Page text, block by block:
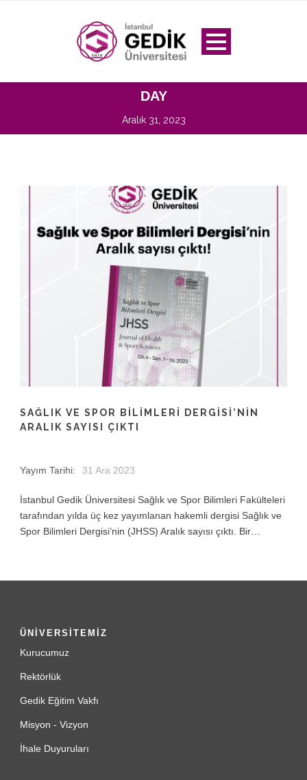
DAY
Aralık 31, 2023
SAĞLIK VE SPOR BİLİMLERİ DERGİSİ’NİN
ARALIK SAYISI ÇIKTI
Yayım Tarihi: 31 Ara 2023
İstanbul Gedik Üniversitesi Sağlık ve Spor Bilimleri Fakülteleri
tarafından yılda üç kez yayımlanan hakemli dergisi Sağlık ve
Spor Bilimleri Dergisi’nin (JHSS) Aralık sayısı çıktı. Bir…
ÜNİVERSİTEMİZ
Kurucumuz
Rektörlük
Gedik Eğitim Vakfı
Misyon - Vizyon
İhale Duyuruları